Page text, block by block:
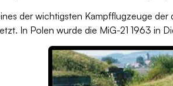
der wichtigsten Kampfflugzeuge
In Polen wurde die MiG-21 1963 in